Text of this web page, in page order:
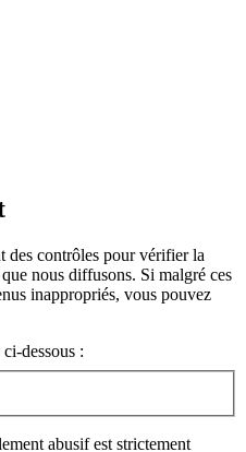
des contrôles pour vérifier la
nous diffusons. Si malgré ces
inappropriés, vous pouvez
dessous :
abusif est strictement